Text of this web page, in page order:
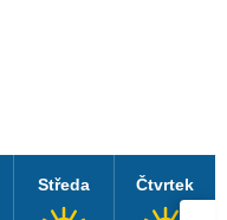
Středa Čtvrtek